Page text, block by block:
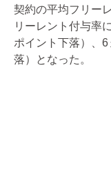
契約の平均フリー
リーレント付与率
ポイント下落）、
落）となった。